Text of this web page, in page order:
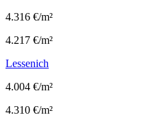
4.316 €/m²
4.217 €/m²
Lessenich
4.004 €/m²
4.310 €/m²